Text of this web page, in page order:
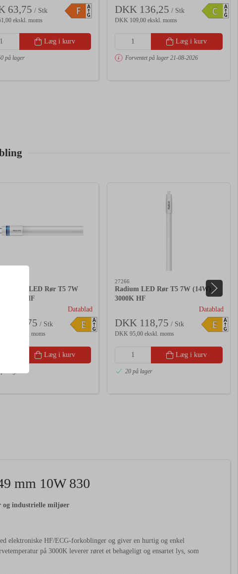
63,75 / Stk F A
G
ekskl. moms
Læg i kurv
på lager
DKK 136,25 / Stk C A
G
DKK 109,00 ekskl. moms
Læg i kurv
Forventet på lager 21-08-2026
Master LED Rør T5 7W
3000K HF
183,75 / Stk
Datablad
E A
G
ekskl. moms
Læg i kurv
27266
Radium LED Rør T5 7W (14W)
3000K HF
DKK 118,75 / Stk
Datablad
E A
G
DKK 95,00 ekskl. moms
Læg i kurv
20 på lager
mm 10W 830
industrielle miljøer
HF/ECG-forkoblinger og giver en hurtig og enkel
på 3000K leverer røret et behageligt og ensartet lys, som